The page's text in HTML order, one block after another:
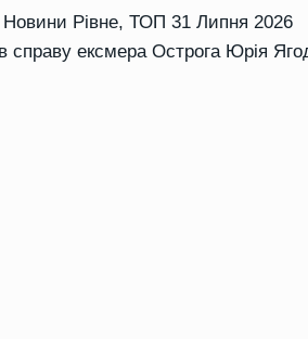
Новини Рівне, ТОП 31 Липня 2026
справу ексмера Острога Юрія